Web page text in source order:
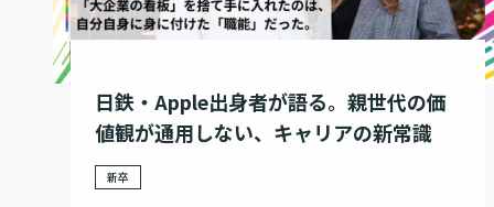
日鉄・Apple出身者が語る。親世代の価
値観が通用しない、キャリアの新常識
新卒